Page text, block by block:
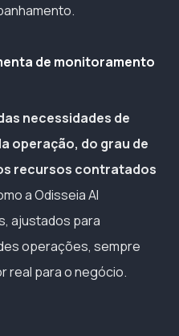
de monitoramento
necessidades de
operação, do grau de
recursos contratados
a Odisseia AI
ajustados para
operações, sempre
real para o negócio.